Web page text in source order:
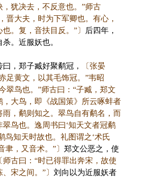
，犹决去，不反意也。”师古
晋大夫，时为下军卿也。有心，
。复，音扶目反。”〕
后四年，
。近服妖也。
郑子臧好聚鹬冠，
〔张晏
足黄文，以其毛饰冠。”韦昭
翠鸟也。”师古曰：“子臧，郑文
，大鸟，即《战国策》所云啄蚌者
雨，鹬则知之。翠鸟自有鹬名，而
翠鸟也。逸周书曰‘知天文者冠鹬
鸟知天时故也。礼图谓之‘术氏
聿，又音术。”〕 郑文公恶之，使
师古曰：“时已得罪出奔宋，故使
宋之间。”〕 刘向以为近服妖者